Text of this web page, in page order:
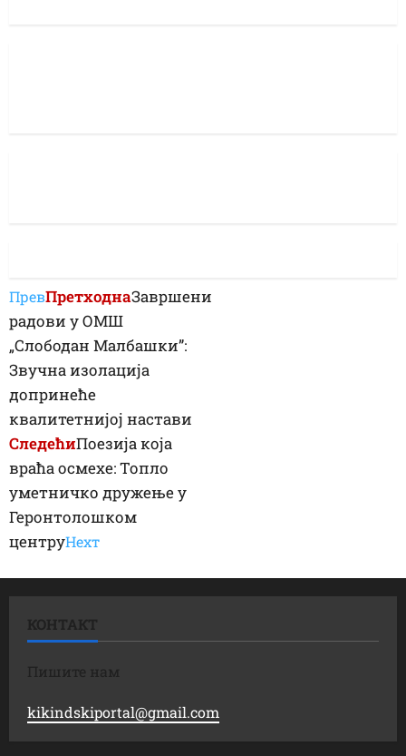
ПревПретходнаЗавршени
радови у ОМШ
„Слободан Малбашки”:
Звучна изолација
допринеће
квалитетнијој настави
СледећиПоезија која
враћа осмехе: Топло
уметничко дружење у
Геронтолошком
центруНеxт
КОНТАКТ
Пишите нам
kikindskiportal@gmail.com